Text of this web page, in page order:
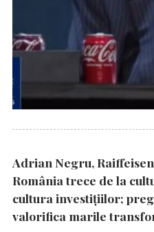
Adrian Negru,
România trece de la
cultura investițiilor;
valorifica marile